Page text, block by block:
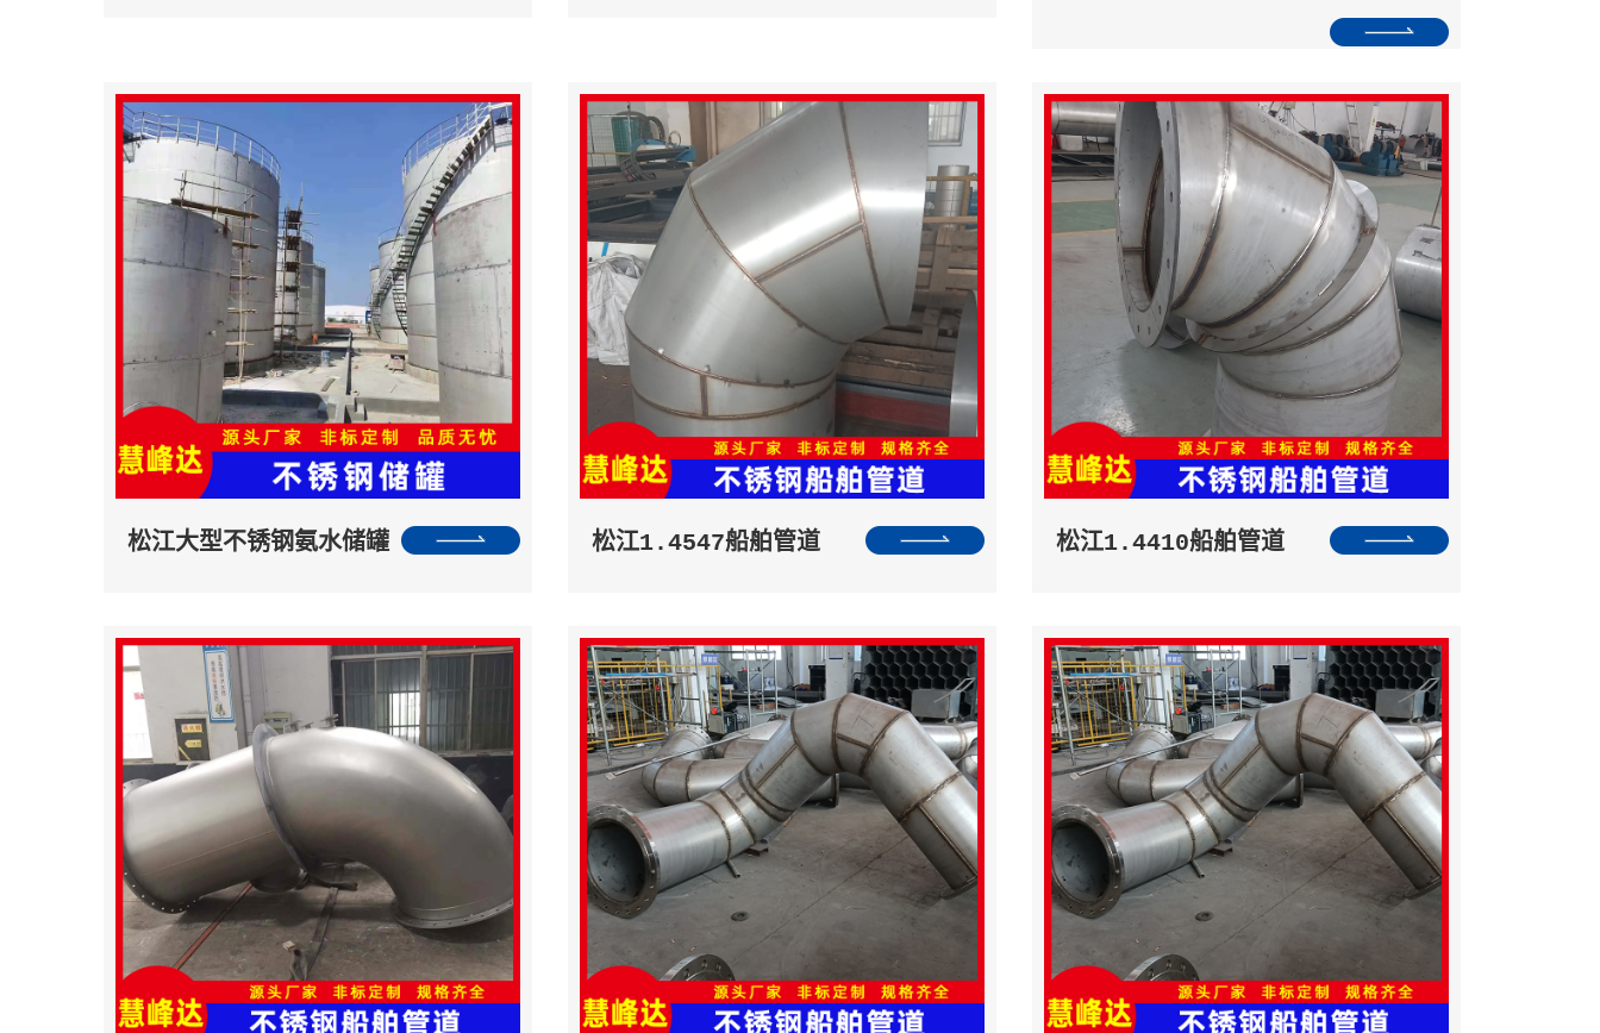
松江大型不锈钢氨水储罐 松江1.4547船舶管道 松江1.4410船舶管道